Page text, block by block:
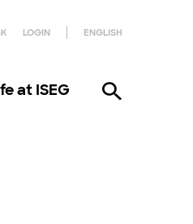
LOGIN ENGLISH
at ISEG